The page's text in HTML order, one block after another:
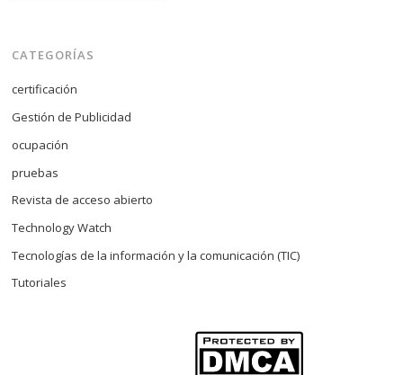
CATEGORÍAS
certificación
Gestión de Publicidad
ocupación
pruebas
Revista de acceso abierto
Technology Watch
Tecnologías de la información y la comunicación (TIC)
Tutoriales